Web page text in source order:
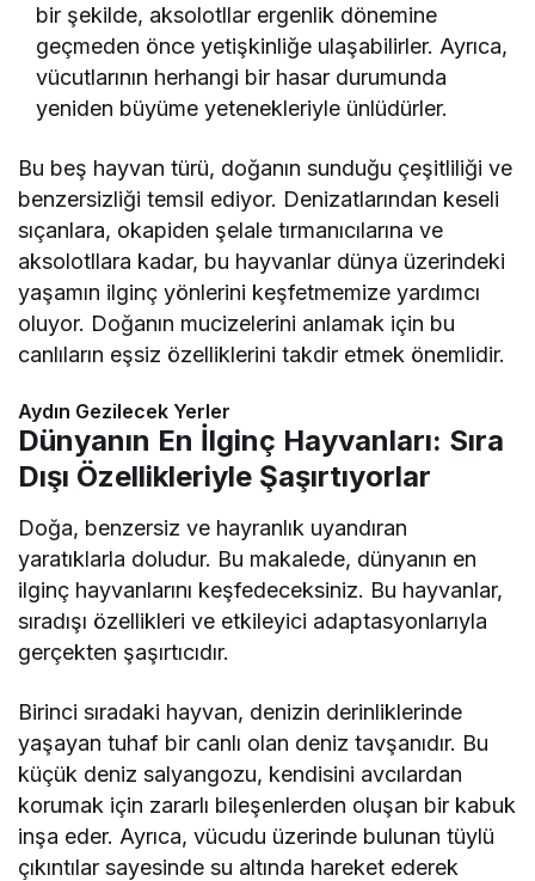
bir şekilde, aksolotllar ergenlik dönemine
geçmeden önce yetişkinliğe ulaşabilirler. Ayrıca,
vücutlarının herhangi bir hasar durumunda
yeniden büyüme yetenekleriyle ünlüdürler.
Bu beş hayvan türü, doğanın sunduğu çeşitliliği ve
benzersizliği temsil ediyor. Denizatlarından keseli
sıçanlara, okapiden şelale tırmanıcılarına ve
aksolotllara kadar, bu hayvanlar dünya üzerindeki
yaşamın ilginç yönlerini keşfetmemize yardımcı
oluyor. Doğanın mucizelerini anlamak için bu
canlıların eşsiz özelliklerini takdir etmek önemlidir.
Aydın Gezilecek Yerler
Dünyanın En İlginç Hayvanları: Sıra
Dışı Özellikleriyle Şaşırtıyorlar
Doğa, benzersiz ve hayranlık uyandıran
yaratıklarla doludur. Bu makalede, dünyanın en
ilginç hayvanlarını keşfedeceksiniz. Bu hayvanlar,
sıradışı özellikleri ve etkileyici adaptasyonlarıyla
gerçekten şaşırtıcıdır.
Birinci sıradaki hayvan, denizin derinliklerinde
yaşayan tuhaf bir canlı olan deniz tavşanıdır. Bu
küçük deniz salyangozu, kendisini avcılardan
korumak için zararlı bileşenlerden oluşan bir kabuk
inşa eder. Ayrıca, vücudu üzerinde bulunan tüylü
çıkıntılar sayesinde su altında hareket ederek